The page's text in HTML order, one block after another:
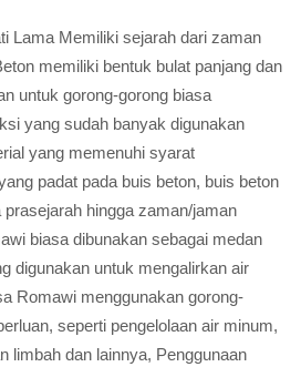
Lama Memiliki sejarah dari zaman
memiliki bentuk bulat panjang dan
untuk gorong-gorong biasa
yang sudah banyak digunakan
yang memenuhi syarat
padat pada buis beton, buis beton
hingga zaman/jaman
biasa dibunakan sebagai medan
digunakan untuk mengalirkan air
Romawi menggunakan gorong-
seperti pengelolaan air minum,
limbah dan lainnya, Penggunaan